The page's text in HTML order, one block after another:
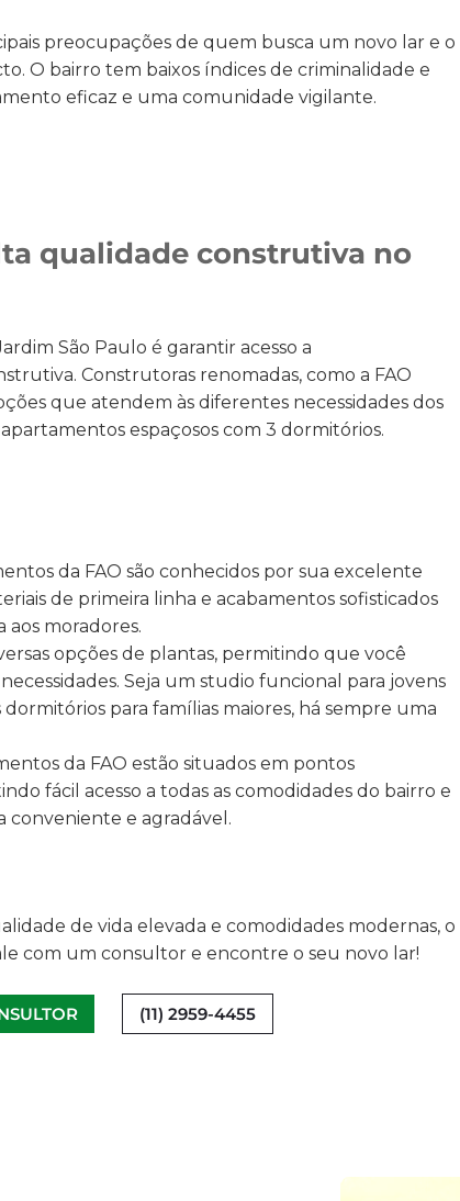
preocupações de quem busca um novo lar e o
O bairro tem baixos índices de criminalidade e
eficaz e uma comunidade vigilante.
qualidade construtiva no
São Paulo é garantir acesso a
Construtoras renomadas, como a FAO
que atendem às diferentes necessidades dos
espaçosos com 3 dormitórios.
da FAO são conhecidos por sua excelente
de primeira linha e acabamentos sofisticados
moradores.
opções de plantas, permitindo que você
Seja um studio funcional para jovens
para famílias maiores, há sempre uma
da FAO estão situados em pontos
fácil acesso a todas as comodidades do bairro e
conveniente e agradável.
de vida elevada e comodidades modernas, o
com um consultor e encontre o seu novo lar!
(11) 2959-4455